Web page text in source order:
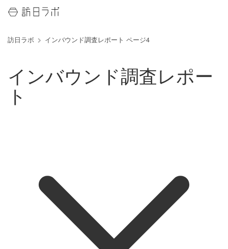
訪日ラボ インバウンド調査レポート ページ4
インバウンド調査レポー
ト